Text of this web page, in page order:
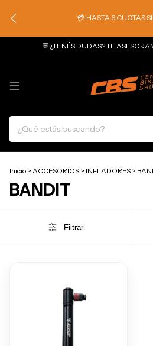
💳 HASTA 6 CUOTAS
💬 ¿TENÉS DUDAS? TE
Inicio > ACCESORIOS > INFLADORES >
BANDIT
Filtrar